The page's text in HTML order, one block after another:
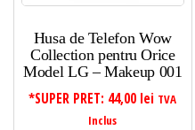
Husa de Telefon Wow
Collection pentru Orice
Model LG – Makeup 001
*SUPER PRET: 44,00 lei TVA
Inclus